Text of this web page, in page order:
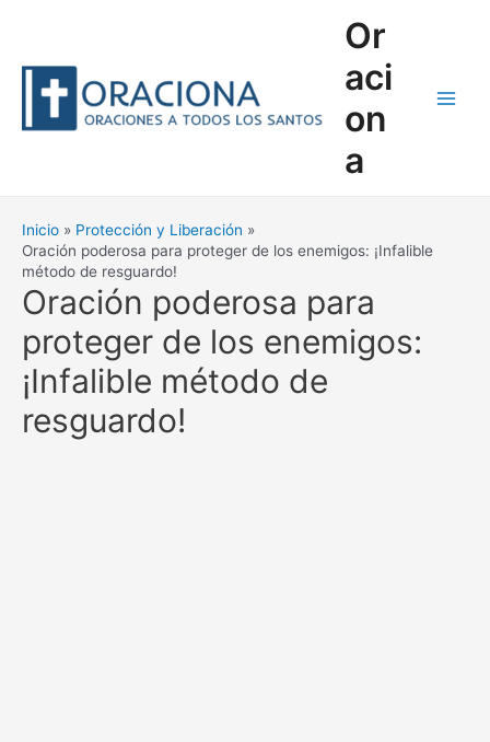
Or
aci
on
a
Inicio
Protección y Liberación
Oración poderosa para proteger de los enemigos: ¡Infalible
método de resguardo!
Oración poderosa para
proteger de los enemigos:
¡Infalible método de
resguardo!